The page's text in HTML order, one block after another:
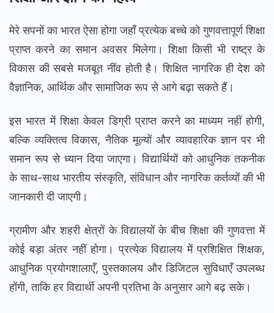
मेरे सपनों का भारत ऐसा होगा जहाँ प्रत्येक बच्चे को गुणवत्तापूर्ण शिक्षा
प्राप्त करने का समान अवसर मिलेगा। शिक्षा किसी भी राष्ट्र के
विकास की सबसे मजबूत नींव होती है। शिक्षित नागरिक ही देश को
वैज्ञानिक, आर्थिक और सामाजिक रूप से आगे बढ़ा सकते हैं।
इस भारत में शिक्षा केवल डिग्री प्राप्त करने का माध्यम नहीं होगी,
बल्कि व्यक्तित्व विकास, नैतिक मूल्यों और व्यावहारिक ज्ञान पर भी
समान रूप से ध्यान दिया जाएगा। विद्यार्थियों को आधुनिक तकनीक
के साथ-साथ भारतीय संस्कृति, संविधान और नागरिक कर्तव्यों की भी
जानकारी दी जाएगी।
ग्रामीण और शहरी क्षेत्रों के विद्यालयों के बीच शिक्षा की गुणवत्ता में
कोई बड़ा अंतर नहीं होगा। प्रत्येक विद्यालय में प्रशिक्षित शिक्षक,
आधुनिक प्रयोगशालाएँ, पुस्तकालय और डिजिटल सुविधाएँ उपलब्ध
होंगी, ताकि हर विद्यार्थी अपनी प्रतिभा के अनुसार आगे बढ़ सके।